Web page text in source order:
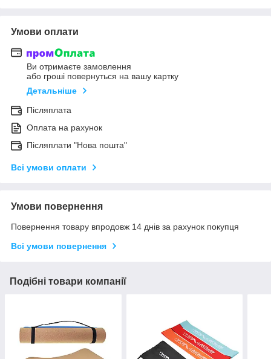
Умови оплати
Ви отримаєте замовлення
або гроші повернуться на вашу картку
Детальніше
Післяплата
Оплата на рахунок
Післяплати "Нова пошта"
Всі умови оплати
Умови повернення
Повернення товару впродовж 14 днів за рахунок покупця
Всі умови повернення
Подібні товари компанії